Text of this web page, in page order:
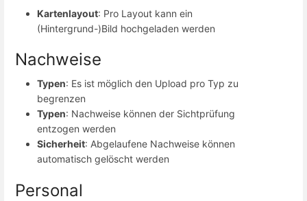
Kartenlayout: Pro Layout kann ein
(Hintergrund-)Bild hochgeladen werden
Nachweise
Typen: Es ist möglich den Upload pro Typ zu
begrenzen
Typen: Nachweise können der Sichtprüfung
entzogen werden
Sicherheit: Abgelaufene Nachweise können
automatisch gelöscht werden
Personal